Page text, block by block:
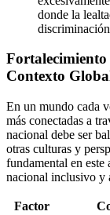
donde la
Fortalecimiento
Contexto
En un mundo cada
más conectadas a
nacional debe ser
otras culturas y
fundamental en este
nacional inclusivo y
Factor